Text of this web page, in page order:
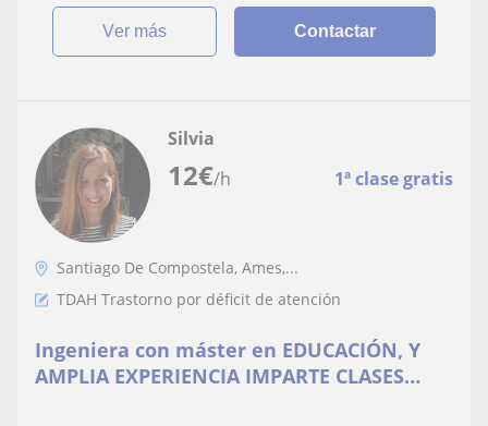
ver más Contactar
12€/h 1ª clase gratis
Silvia
Santiago De Compostela, Ames,...
TDAH Trastorno por déficit de atención
Ingeniera con máster en EDUCACIÓN, Y
AMPLIA EXPERIENCIA IMPARTE CLASES